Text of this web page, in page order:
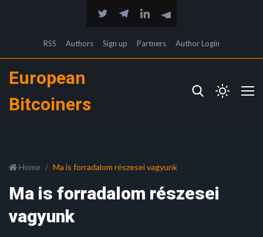
RSS Authors Sign up Partners Author Login
European
Bitcoiners
Home Ma is forradalom részesei vagyunk
Ma is forradalom részesei
vagyunk